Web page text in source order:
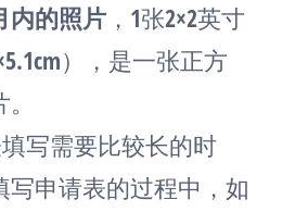
内的照片 ，1张2×2英寸
），是一张正方
填写需要比较长的时
写申请表的过程中，如